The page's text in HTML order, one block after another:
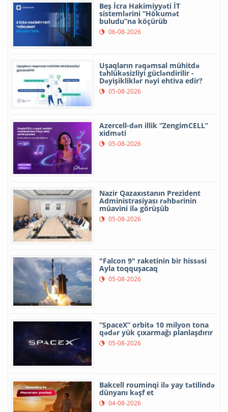
Beş İcra Hakimiyyəti İT
sistemlərini “Hökumət
buludu”na köçürüb
06-08-2026
Uşaqların rəqəmsal mühitdə
təhlükəsizliyi gücləndirilir -
Dəyişikliklər nəyi ehtiva edir?
05-08-2026
Azercell-dən illik “ZengimCELL”
xidməti
05-08-2026
Nazir Qazaxıstanın Prezident
Administrasiyası rəhbərinin
müavini ilə görüşüb
05-08-2026
"Falcon 9" raketinin bir hissəsi
Ayla toqquşacaq
05-08-2026
“SpaceX” orbitə 10 milyon tona
qədər yük çıxarmağı planlaşdırır
05-08-2026
Bakcell rouminqi ilə yay tətilində
dünyanı kəşf et
04-08-2026